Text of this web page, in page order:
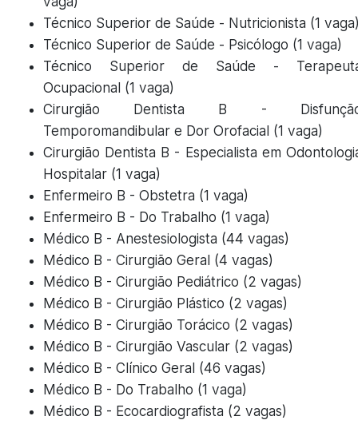
Técnico Superior de Saúde - Nutricionista (1
Técnico Superior de Saúde - Psicólogo (1 vaga)
Técnico Superior de Saúde -
Ocupacional (1 vaga)
Cirurgião Dentista B -
Temporomandibular e Dor Orofacial (1 vaga)
Cirurgião Dentista B - Especialista em
Hospitalar (1 vaga)
Enfermeiro B - Obstetra (1 vaga)
Enfermeiro B - Do Trabalho (1 vaga)
Médico B - Anestesiologista (44 vagas)
Médico B - Cirurgião Geral (4 vagas)
Médico B - Cirurgião Pediátrico (2 vagas)
Médico B - Cirurgião Plástico (2 vagas)
Médico B - Cirurgião Torácico (2 vagas)
Médico B - Cirurgião Vascular (2 vagas)
Médico B - Clínico Geral (46 vagas)
Médico B - Do Trabalho (1 vaga)
Médico B - Ecocardiografista (2 vagas)